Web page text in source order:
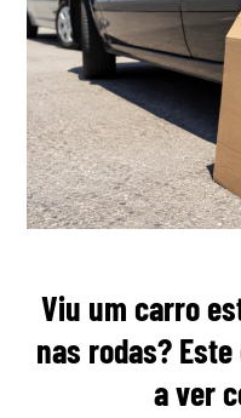
Viu um carro
nas rodas?
a ver